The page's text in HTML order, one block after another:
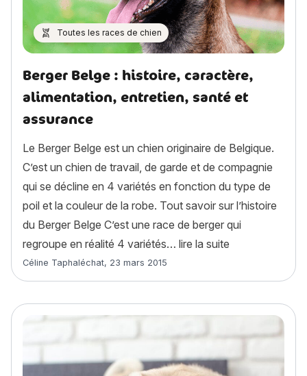
Toutes les races de chien
Berger Belge : histoire, caractère,
alimentation, entretien, santé et
assurance
Le Berger Belge est un chien originaire de Belgique.
C’est un chien de travail, de garde et de compagnie
qui se décline en 4 variétés en fonction du type de
poil et la couleur de la robe. Tout savoir sur l’histoire
du Berger Belge C’est une race de berger qui
regroupe en réalité 4 variétés… lire la suite
Article rédigé par
Céline Taphaléchat, 23 mars 2015